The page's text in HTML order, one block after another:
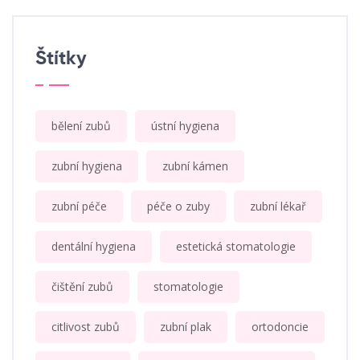
Štítky
bělení zubů ústní hygiena
zubní hygiena zubní kámen
zubní péče péče o zuby zubní lékař
dentální hygiena estetická stomatologie
čištění zubů stomatologie
citlivost zubů zubní plak ortodoncie